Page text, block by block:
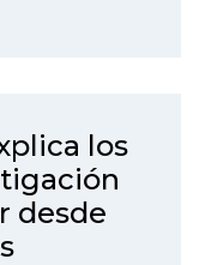
los
desde